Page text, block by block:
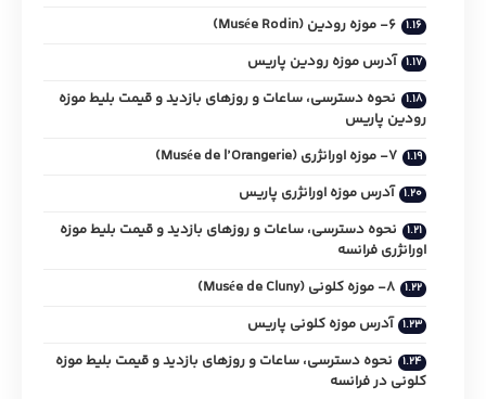
6- موزه رودین (Musée Rodin)
آدرس موزه رودین پاریس
نحوه دسترسی، ساعات و روزهای بازدید و قیمت بلیط موزه
رودین پاریس
7- موزه اورانژری (Musée de l’Orangerie)
آدرس موزه اورانژری پاریس
نحوه دسترسی، ساعات و روزهای بازدید و قیمت بلیط موزه
اورانژری فرانسه
8- موزه کلونی (Musée de Cluny)
آدرس موزه کلونی پاریس
نحوه دسترسی، ساعات و روزهای بازدید و قیمت بلیط موزه
کلونی در فرانسه